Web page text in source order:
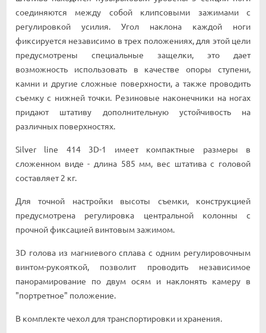
соединяются между собой клипсовыми зажимами с
регулировкой усилия. Угол наклона каждой ноги
фиксируется независимо в трех положениях, для этой цели
предусмотрены специальные защелки, это дает
возможность использовать в качестве опоры ступени,
камни и другие сложные поверхности, а также проводить
съемку с нижней точки. Резиновые наконечники на ногах
придают штативу дополнительную устойчивость на
различных поверхностях.
Silver line 414 3D-1 имеет компактные размеры в
сложенном виде - длина 585 мм, вес штатива с головой
составляет 2 кг.
Для точной настройки высоты съемки, конструкцией
предусмотрена регулировка центральной колонны с
прочной фиксацией винтовым зажимом.
3D голова из магниевого сплава с одним регулировочным
винтом-рукояткой, позволит проводить независимое
панорамирование по двум осям и наклонять камеру в
"портретное" положение.
В комплекте чехол для транспортировки и хранения.